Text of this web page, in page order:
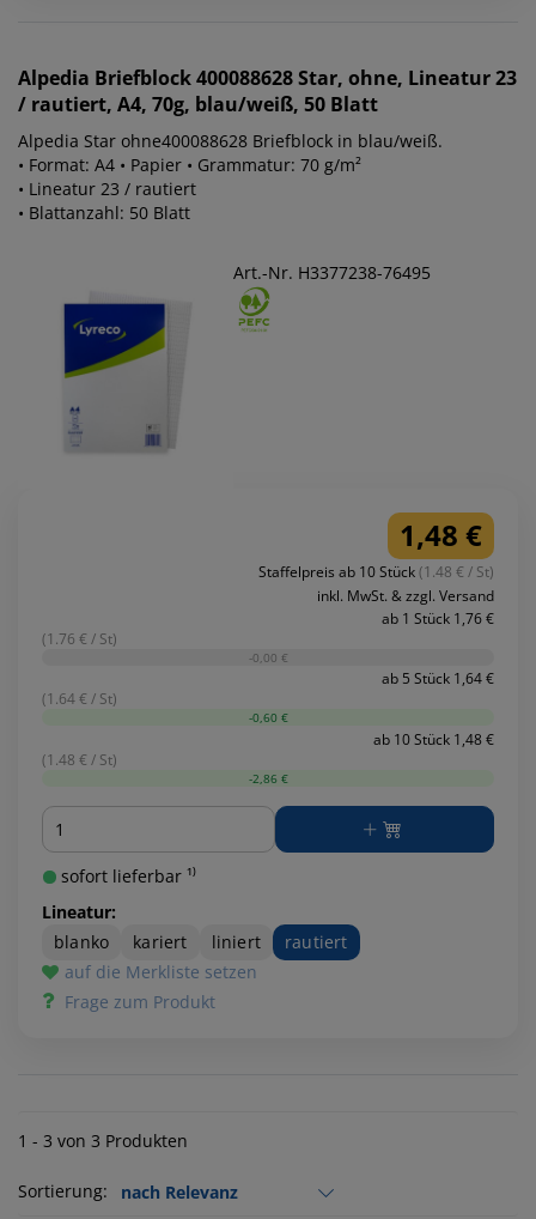
Alpedia Briefblock 400088628 Star, ohne, Lineatur 23
/ rautiert, A4, 70g, blau/weiß, 50 Blatt
Alpedia Star ohne400088628 Briefblock in blau/weiß.
• Format: A4 • Papier • Grammatur: 70 g/m²
• Lineatur 23 / rautiert
• Blattanzahl: 50 Blatt
Art.-Nr. H3377238-76495
1,48 €
Staffelpreis ab 10 Stück(1.48 € / St)
inkl. MwSt. & zzgl. Versand
ab 1 Stück 1,76 €
(1.76 € / St)
-0,00 €
ab 5 Stück 1,64 €
(1.64 € / St)
-0,60 €
ab 10 Stück 1,48 €
(1.48 € / St)
-2,86 €
Menge
sofort lieferbar ¹⁾
Lineatur:
blanko
kariert liniert
rautiert
auf die Merkliste setzen
Frage zum Produkt
1 - 3 von 3 Produkten
Sortierung: